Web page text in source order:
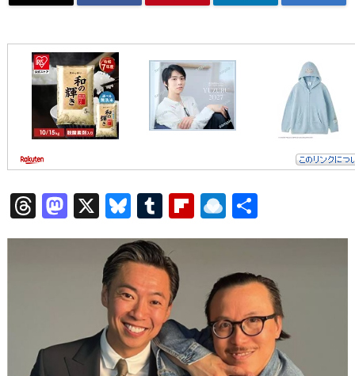
T
h
M
a
o
n
X Bl
u
e
sk
y
T
u
m
bl
r
Fl
ip
ar
d
R
ai
d
ro
p.
io
有